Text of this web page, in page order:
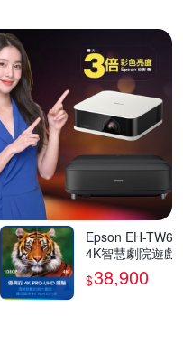
Epson EH-
4K智慧劇院遊戲
$38,900